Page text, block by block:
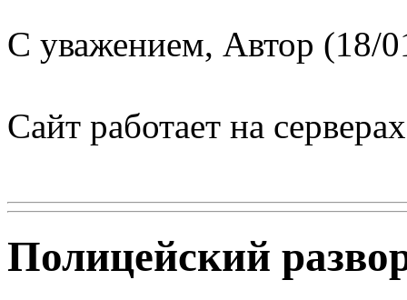
С уважением, Автор (18/
Сайт работает на
Полицейский